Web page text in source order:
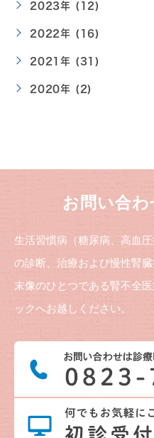
2023年 (12)
2022年 (16)
2021年 (31)
2020年 (2)
お問い合
生活習慣病（糖尿病、高血
の診断、治療および慢性腎
末像のひとつである腎不全
ックへお越しください。